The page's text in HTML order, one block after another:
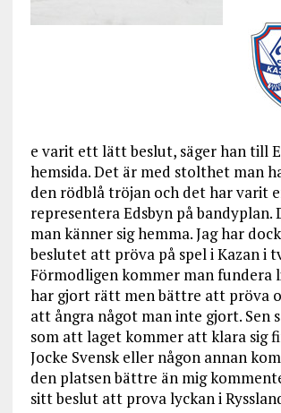
e varit ett lätt beslut, säger han till
hemsida. Det är med stolthet man
den rödblå tröjan och det har varit
representera Edsbyn på bandyplan.
man känner sig hemma. Jag har
beslutet att pröva på spel i Kazan i
Förmodligen kommer man fundera
har gjort rätt men bättre att pröva
att ångra något man inte gjort. Sen
som att laget kommer att klara sig
Jocke Svensk eller någon annan
den platsen bättre än mig
sitt beslut att prova lyckan i